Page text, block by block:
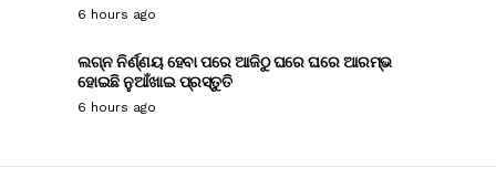
6 hours ago
ଲଗ୍ନ ନିର୍ଣ୍ଣୟ ହେବା ପରେ ଆଜିଠୁ ଘରେ ଘରେ ଆରମ୍ଭ
ହୋଇଛି ନୁଆଁଖାଇ ପ୍ରସ୍ତୁତି
6 hours ago